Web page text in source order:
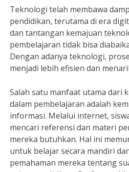
Teknologi telah membawa
pendidikan, terutama di era
dan tantangan kemajuan
pembelajaran tidak bisa
Dengan adanya teknologi,
menjadi lebih efisien dan
Salah satu manfaat utama dari
dalam pembelajaran adalah
informasi. Melalui internet,
mencari referensi dan materi
mereka butuhkan. Hal ini
untuk belajar secara mandiri
pemahaman mereka tentang